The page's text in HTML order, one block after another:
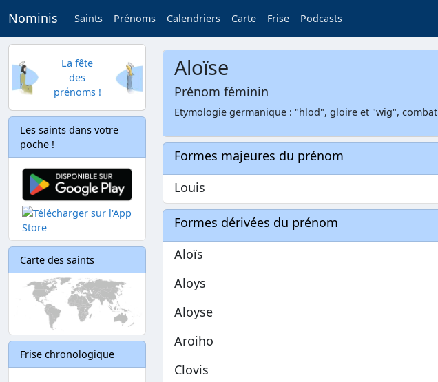
Nominis Saints Prénoms Calendriers Carte Frise Podcasts
La fête
des
prénoms !
Les saints dans votre
poche !
Carte des saints
Frise chronologique
Aloïse
Prénom féminin
Etymologie germanique : "hlod", gloire et "wig", combat
Formes majeures du prénom
Louis
Formes dérivées du prénom
Aloïs
Aloys
Aloyse
Aroiho
Clovis